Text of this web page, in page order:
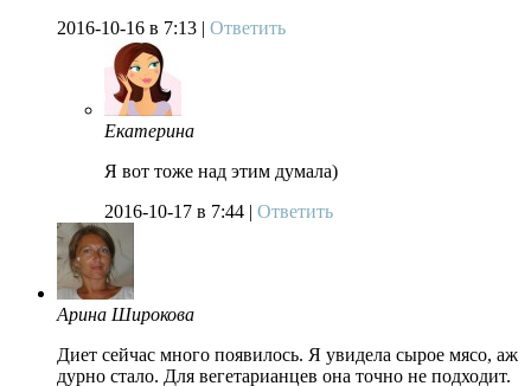
2016-10-16 в 7:13 | Ответить
Екатерина
Я вот тоже над этим думала)
2016-10-17 в 7:44 | Ответить
Арина Широкова
Диет сейчас много появилось. Я увидела сырое мясо, аж
дурно стало. Для вегетарианцев она точно не подходит.